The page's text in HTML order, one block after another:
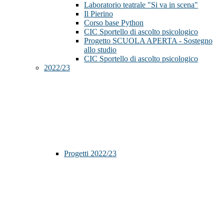
Laboratorio teatrale "Si va in scena"
Il Pierino
Corso base Python
CIC Sportello di ascolto psicologico
Progetto SCUOLA APERTA - Sostegno
allo studio
CIC Sportello di ascolto psicologico
2022/23
Progetti 2022/23